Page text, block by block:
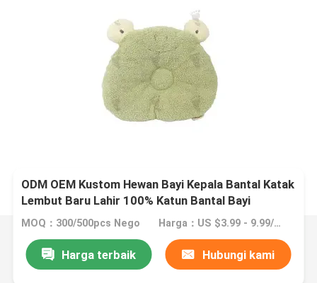
ODM OEM Kustom Hewan Bayi Kepala Bantal Katak
Lembut Baru Lahir 100% Katun Bantal Bayi
Bernapas
MOQ：300/500pcs Nego Harga：US $3.99 - 9.99/Piece
Harga terbaik Hubungi kami